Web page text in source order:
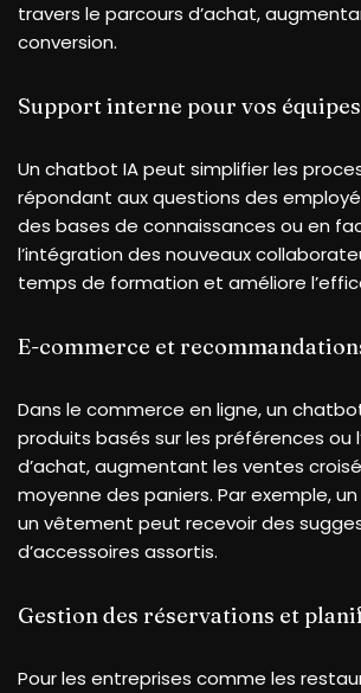
travers le parcours d’achat,
conversion.
Support interne pour vos équipes
Un chatbot IA peut simplifier les
répondant aux questions des
des bases de connaissances ou en
l’intégration des nouveaux
temps de formation et améliore
E-commerce et
Dans le commerce en ligne, un
produits basés sur les préférences ou
d’achat, augmentant les ventes
moyenne des paniers. Par exemple,
un vêtement peut recevoir des
d’accessoires assortis.
Gestion des réservations et
Pour les entreprises comme les